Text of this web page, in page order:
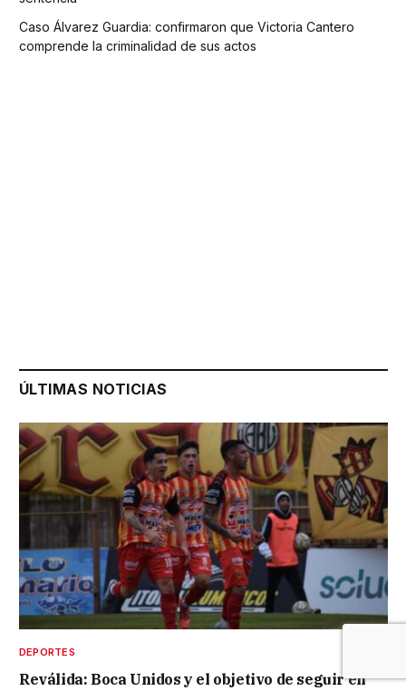
Caso Álvarez Guardia: confirmaron que Victoria Cantero
comprende la criminalidad de sus actos
ÚLTIMAS NOTICIAS
DEPORTES
Reválida: Boca Unidos y el objetivo de seguir en